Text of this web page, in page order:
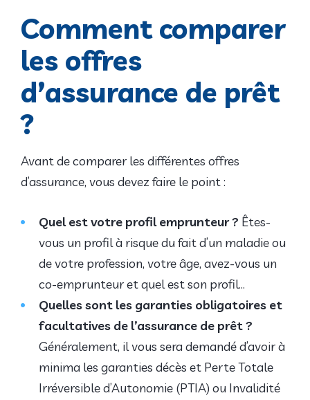
Comment comparer
les offres
d’assurance de prêt
?
Avant de comparer les différentes offres
d’assurance, vous devez faire le point :
Quel est votre profil emprunteur? Êtes-
vous un profil à risque du fait d’un maladie ou
de votre profession, votre âge, avez-vous un
co-emprunteur et quel est son profil…
Quelles sont les garanties obligatoires et
facultatives de l’assurance de prêt ?
Généralement, il vous sera demandé d’avoir à
minima les garanties décès et Perte Totale
Irréversible d’Autonomie (PTIA) ou Invalidité